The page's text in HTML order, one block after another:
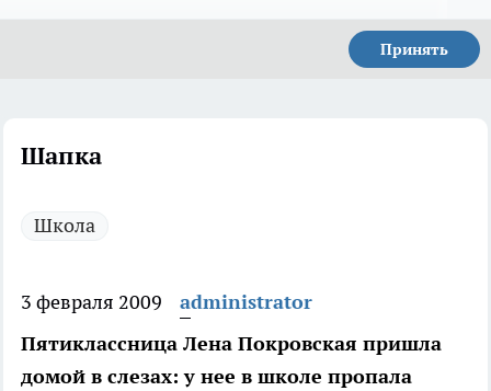
Принять
Шапка
Школа
3 февраля 2009
administrator
Пятиклассница Лена Покровская пришла
домой в слезах: у нее в школе пропала